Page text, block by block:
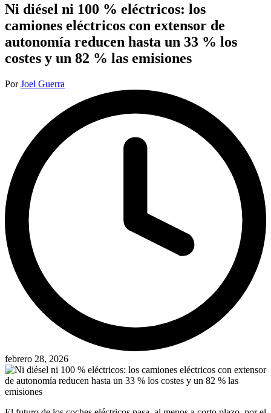
Ni diésel ni 100 % eléctricos: los
camiones eléctricos con extensor de
autonomía reducen hasta un 33 % los
costes y un 82 % las emisiones
Publicado
PorJoel Guerra
febrero 28, 2026